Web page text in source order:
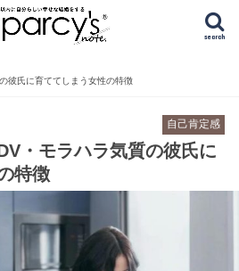
search
彼氏に育ててしまう女性の特徴
自己肯定感
・モラハラ気質の彼氏に
特徴